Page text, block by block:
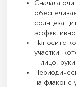
Сначала
Наносите
участки,
– лицо,
на флаконе